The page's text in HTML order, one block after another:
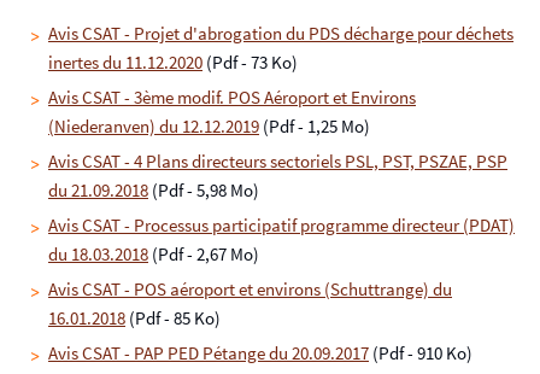
Avis CSAT - Projet d'abrogation du PDS décharge pour déchets
inertes du 11.12.2020 (Pdf - 73 Ko)
Avis CSAT - 3ème modif. POS Aéroport et Environs
(Niederanven) du 12.12.2019 (Pdf - 1,25 Mo)
Avis CSAT - 4 Plans directeurs sectoriels PSL, PST, PSZAE, PSP
du 21.09.2018 (Pdf - 5,98 Mo)
Avis CSAT - Processus participatif programme directeur (PDAT)
du 18.03.2018 (Pdf - 2,67 Mo)
Avis CSAT - POS aéroport et environs (Schuttrange) du
16.01.2018 (Pdf - 85 Ko)
Avis CSAT - PAP PED Pétange du 20.09.2017 (Pdf - 910 Ko)